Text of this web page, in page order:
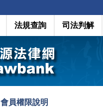
法規查詢 司法判解
會員權限說明